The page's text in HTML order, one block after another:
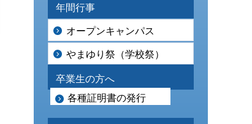
年間行事
オープンキャンパス
やまゆり祭（学校祭）
卒業生の方へ
各種証明書の発行